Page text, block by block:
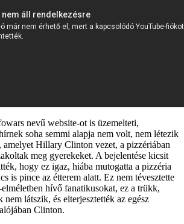
nevű website-ot is üzemelteti,
soha semmi alapja nem volt, nem létezik
amelyet Hillary Clinton vezet, a pizzériában
meg gyerekeket. A bejelentése kicsit
hogy ez igaz, hiába mutogatta a pizzéria
is pince az étterem alatt. Ez nem tévesztette
elméletben hívő fanatikusokat, ez a trükk,
látszik, és elterjesztették az egész
Clinton.